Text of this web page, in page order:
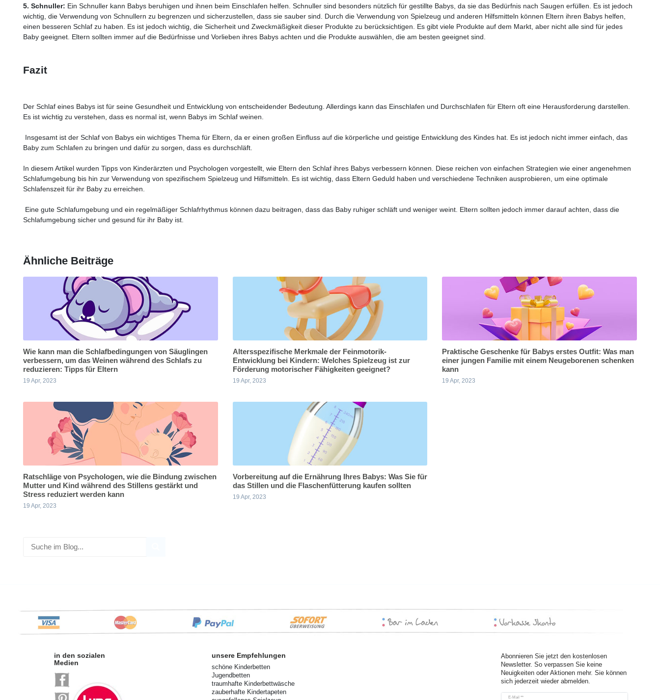
5. Schnuller: Ein Schnuller kann Babys beruhigen und ihnen beim Einschlafen helfen. Schnuller sind besonders nützlich für gestillte Babys, da sie das Bedürfnis nach Saugen erfüllen. Es ist jedoch
wichtig, die Verwendung von Schnullern zu begrenzen und sicherzustellen, dass sie sauber sind. Durch die Verwendung von Spielzeug und anderen Hilfsmitteln können Eltern ihren Babys helfen,
einen besseren Schlaf zu haben. Es ist jedoch wichtig, die Sicherheit und Zweckmäßigkeit dieser Produkte zu berücksichtigen. Es gibt viele Produkte auf dem Markt, aber nicht alle sind für jedes
Baby geeignet. Eltern sollten immer auf die Bedürfnisse und Vorlieben ihres Babys achten und die Produkte auswählen, die am besten geeignet sind.
Fazit
Der Schlaf eines Babys ist für seine Gesundheit und Entwicklung von entscheidender Bedeutung. Allerdings kann das Einschlafen und Durchschlafen für Eltern oft eine Herausforderung darstellen.
Es ist wichtig zu verstehen, dass es normal ist, wenn Babys im Schlaf weinen.
Insgesamt ist der Schlaf von Babys ein wichtiges Thema für Eltern, da er einen großen Einfluss auf die körperliche und geistige Entwicklung des Kindes hat. Es ist jedoch nicht immer einfach, das
Baby zum Schlafen zu bringen und dafür zu sorgen, dass es durchschläft.
In diesem Artikel wurden Tipps von Kinderärzten und Psychologen vorgestellt, wie Eltern den Schlaf ihres Babys verbessern können. Diese reichen von einfachen Strategien wie einer angenehmen
Schlafumgebung bis hin zur Verwendung von spezifischem Spielzeug und Hilfsmitteln. Es ist wichtig, dass Eltern Geduld haben und verschiedene Techniken ausprobieren, um eine optimale
Schlafenszeit für ihr Baby zu erreichen.
Eine gute Schlafumgebung und ein regelmäßiger Schlafrhythmus können dazu beitragen, dass das Baby ruhiger schläft und weniger weint. Eltern sollten jedoch immer darauf achten, dass die
Schlafumgebung sicher und gesund für ihr Baby ist.
Ähnliche Beiträge
Wie kann man die Schlafbedingungen von Säuglingen
verbessern, um das Weinen während des Schlafs zu
reduzieren: Tipps für Eltern
19 Apr, 2023
Altersspezifische Merkmale der Feinmotorik-
Entwicklung bei Kindern: Welches Spielzeug ist zur
Förderung motorischer Fähigkeiten geeignet?
19 Apr, 2023
Praktische Geschenke für Babys erstes Outfit: Was man
einer jungen Familie mit einem Neugeborenen schenken
kann
19 Apr, 2023
Ratschläge von Psychologen, wie die Bindung zwischen
Mutter und Kind während des Stillens gestärkt und
Stress reduziert werden kann
19 Apr, 2023
Vorbereitung auf die Ernährung Ihres Babys: Was Sie für
das Stillen und die Flaschenfütterung kaufen sollten
19 Apr, 2023
in den sozialen
Medien
unsere Empfehlungen
schöne Kinderbetten
Jugendbetten
traumhafte Kinderbettwäsche
zauberhafte Kindertapeten
Abonnieren Sie jetzt den kostenlosen
Newsletter. So verpassen Sie keine
Neuigkeiten oder Aktionen mehr. Sie können
sich jederzeit wieder abmelden.
E-Mail **
Newsletter